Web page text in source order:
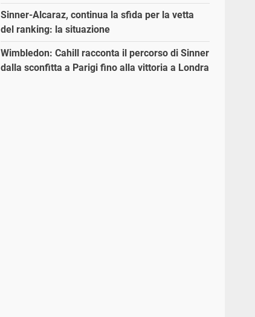
Sinner-Alcaraz, continua la sfida per la vetta
del ranking: la situazione
Wimbledon: Cahill racconta il percorso di Sinner
dalla sconfitta a Parigi fino alla vittoria a Londra